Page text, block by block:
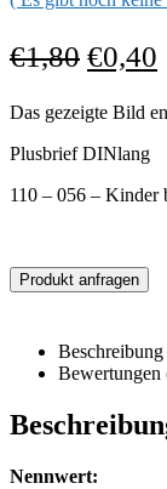
€1,80 €0,40
Das gezeigte Bild
Plusbrief DINlang
110 – 056 – Kinder
Produkt anfragen
Beschreibung
Bewertungen